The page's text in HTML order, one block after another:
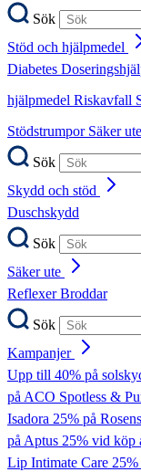
Sök
Stöd och hjälpmedel
Diabetes
hjälpmedel Riskavfall
Stödstrumpor Säker ute
Sök
Skydd och stöd
Duschskydd
Sök
Säker ute
ReflexerBroddar
Sök
Kampanjer
Upp till 40% på
på ACO Spotless &
Isadora 25% på
på Aptus 25% vid köp
Lip Intimate Care